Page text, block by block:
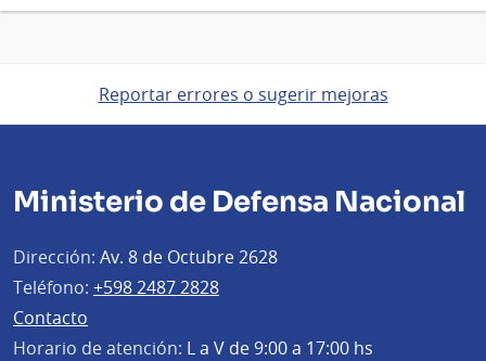
Reportar errores o sugerir mejoras
Ministerio de Defensa Nacional
Dirección: Av. 8 de Octubre 2628
Teléfono: +598 2487 2828
Contacto
Horario de atención: L a V de 9:00 a 17:00 hs